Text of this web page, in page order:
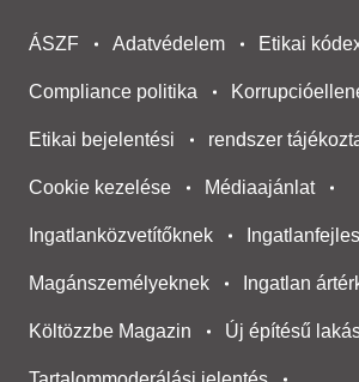
ÁSZF Adatvédelem Etikai
Compliance politika
Etikai bejelentési rendszer
Cookie kezelése Médiaajánlat
Ingatlanközvetítőknek
Magánszemélyeknek Ingatlan
Költözzbe Magazin Új építésű